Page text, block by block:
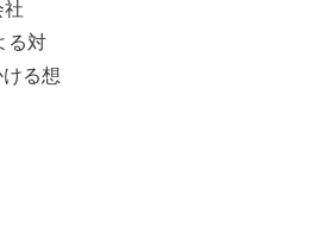
社
る対
る想